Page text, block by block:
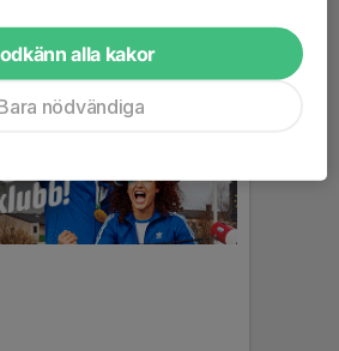
alla kakor
nödvändiga